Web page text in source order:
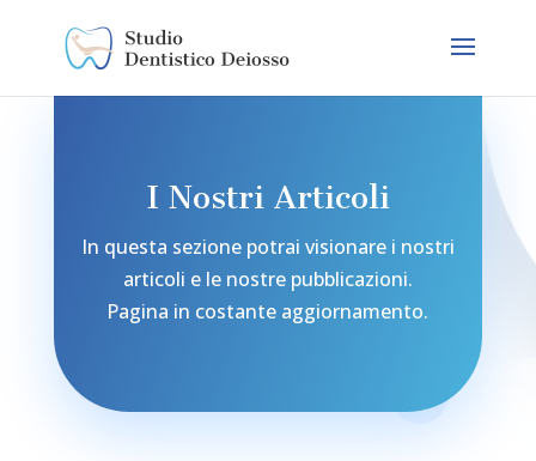
I Nostri Articoli
In questa sezione potrai visionare i nostri
articoli e le nostre pubblicazioni.
Pagina in costante aggiornamento.